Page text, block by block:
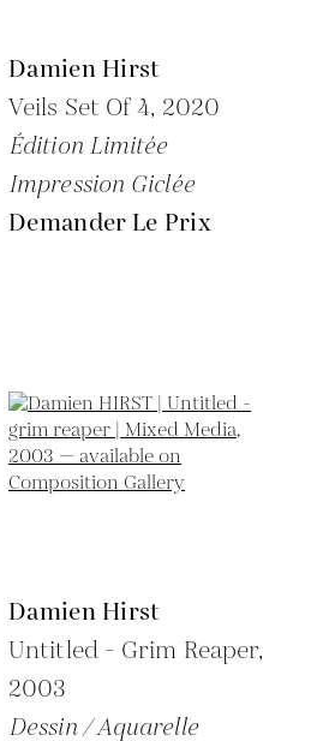
Damien Hirst
Veils Set Of 4, 2020
Édition Limitée
Impression Giclée
Demander Le Prix
Damien Hirst
Untitled - Grim Reaper,
2003
Dessin / Aquarelle